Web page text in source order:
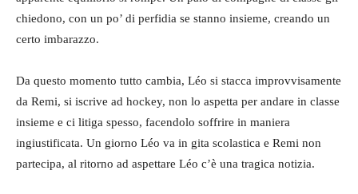
chiedono, con un po’ di perfidia se stanno insieme, creando un
certo imbarazzo.
Da questo momento tutto cambia, Léo si stacca improvvisamente
da Remi, si iscrive ad hockey, non lo aspetta per andare in classe
insieme e ci litiga spesso, facendolo soffrire in maniera
ingiustificata. Un giorno Léo va in gita scolastica e Remi non
partecipa, al ritorno ad aspettare Léo c’è una tragica notizia.